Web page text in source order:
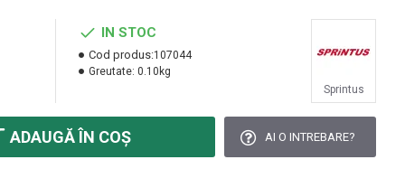
IN STOC
Cod produs:107044
Greutate: 0.10kg
Sprintus
ADAUGĂ ÎN COŞ AI O INTREBARE?